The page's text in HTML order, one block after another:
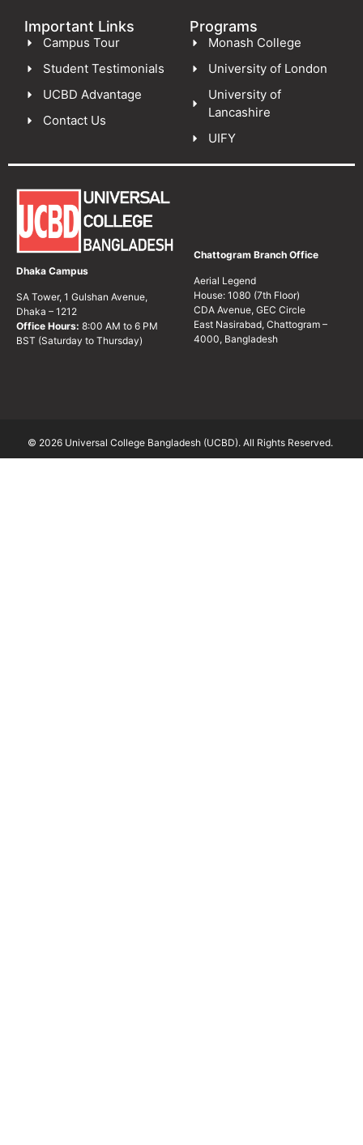
Important Links
Campus Tour
Student Testimonials
UCBD Advantage
Contact Us
Programs
Monash College
University of London
University of
Lancashire
UIFY
Dhaka Campus
SA Tower, 1 Gulshan Avenue,
Dhaka – 1212
Office Hours: 8:00 AM to 6 PM
BST (Saturday to Thursday)
Chattogram Branch Office
Aerial Legend
House: 1080 (7th Floor)
CDA Avenue, GEC Circle
East Nasirabad, Chattogram –
4000, Bangladesh
© 2026 Universal College Bangladesh (UCBD). All Rights Reserved.